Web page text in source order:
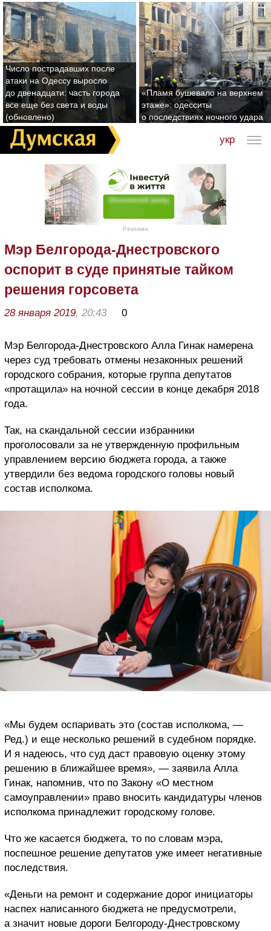
Число пострадавших после
атаки на Одессу выросло
до двенадцати: часть города
все еще без света и воды
(обновлено)
«Пламя бушевало на верхнем
этаже»: одесситы
о последствиях ночного удара
укр
Реклама
Мэр Белгорода-Днестровского
оспорит в суде принятые тайком
решения горсовета
28 января 2019, 20:43 0
Мэр Белгорода-Днестровского Алла Гинак намерена
через суд требовать отмены незаконных решений
городского собрания, которые группа депутатов
«протащила» на ночной сессии в конце декабря 2018
года.
Так, на скандальной сессии избранники
проголосовали за не утвержденную профильным
управлением версию бюджета города, а также
утвердили без ведома городского головы новый
состав исполкома.
«Мы будем оспаривать это (состав исполкома, —
Ред.) и еще несколько решений в судебном порядке.
И я надеюсь, что суд даст правовую оценку этому
решению в ближайшее время», — заявила Алла
Гинак, напомнив, что по Закону «О местном
самоуправлении» право вносить кандидатуры членов
исполкома принадлежит городскому голове.
Что же касается бюджета, то по словам мэра,
поспешное решение депутатов уже имеет негативные
последствия.
«Деньги на ремонт и содержание дорог инициаторы
наспех написанного бюджета не предусмотрели,
а значит новые дороги Белгороду-Днестровскому